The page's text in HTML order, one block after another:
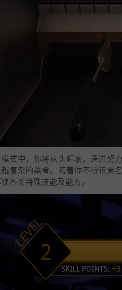
式中，你将从头起家，通过努
复杂的菜肴。随着你不断积累
各类特殊技能及能力。